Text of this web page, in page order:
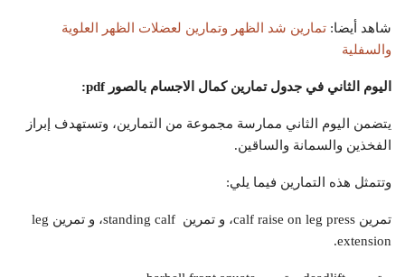
شاهد أيضا: تمارين شد الظهر وتمارين لعضلات الظهر العلوية
والسفلية
اليوم الثاني في جدول تمارين كمال الاجسام بالصورpdf
:
يتضمن اليوم الثاني ممارسة مجموعة من التمارين، وتستهدف إبراز
الفخذين والسمانة والساقين.
وتتمثل هذه التمارين فيما يلي:
تمرين calf raise on leg press، و تمرين standing calf، و تمرين leg
extension.